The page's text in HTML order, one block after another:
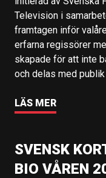
Television i
framtagen inför
erfarna regissörer
skapade för att inte
och delas med
LÄS MER
SVENSK
BIO VÅREN